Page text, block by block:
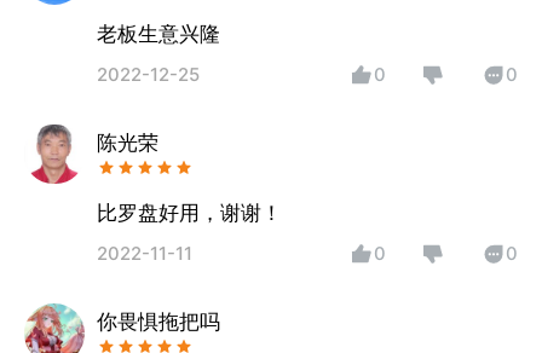
老板生意兴隆
2022-12-25 0 0
陈光荣
比罗盘好用，谢谢！
2022-11-11 0 0
你畏惧拖把吗